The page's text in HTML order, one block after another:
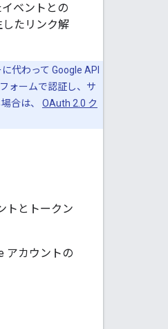
ベントとの
たリンク解
代わって Google API
ォームで認証し、サ
合は、 OAuth 2.0 ク
トとトークン
アカウントの